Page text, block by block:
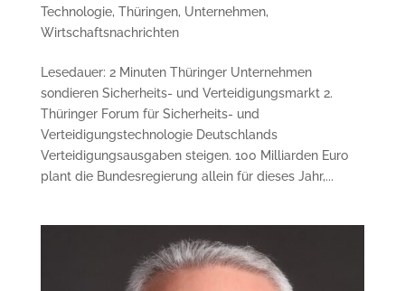
Technologie, Thüringen, Unternehmen,
Wirtschaftsnachrichten
Lesedauer: 2 Minuten Thüringer Unternehmen
sondieren Sicherheits- und Verteidigungsmarkt 2.
Thüringer Forum für Sicherheits- und
Verteidigungstechnologie Deutschlands
Verteidigungsausgaben steigen. 100 Milliarden Euro
plant die Bundesregierung allein für dieses Jahr,...